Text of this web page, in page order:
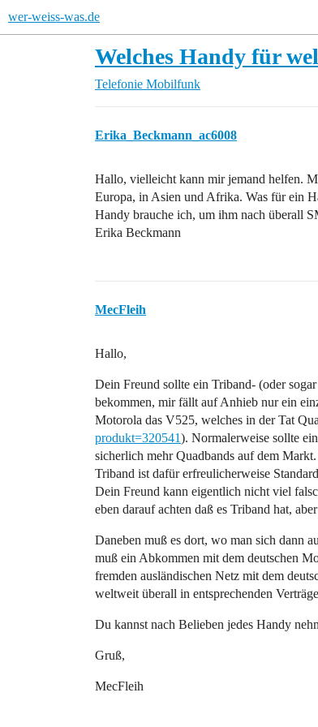
wer-weiss-was.de
Welches Handy für
Telefonie Mobilfunk
Erika_Beckmann_ac6008
Hallo, vielleicht kann mir jemand helfen.
Europa, in Asien und Afrika. Was für ein
Handy brauche ich, um ihm nach überall
Erika Beckmann
MecFleih
Hallo,
Dein Freund sollte ein Triband- (oder
bekommen, mir fällt auf Anhieb nur ein
Motorola das V525, welches in der Tat
produkt=320541). Normalerweise sollte
sicherlich mehr Quadbands auf dem Markt.
Triband ist dafür erfreulicherweise
Dein Freund kann eigentlich nicht viel
eben darauf achten daß es Triband hat,
Daneben muß es dort, wo man sich dann
muß ein Abkommen mit dem deutschen
fremden ausländischen Netz mit dem
weltweit überall in entsprechenden
Du kannst nach Belieben jedes Handy
Gruß,
MecFleih